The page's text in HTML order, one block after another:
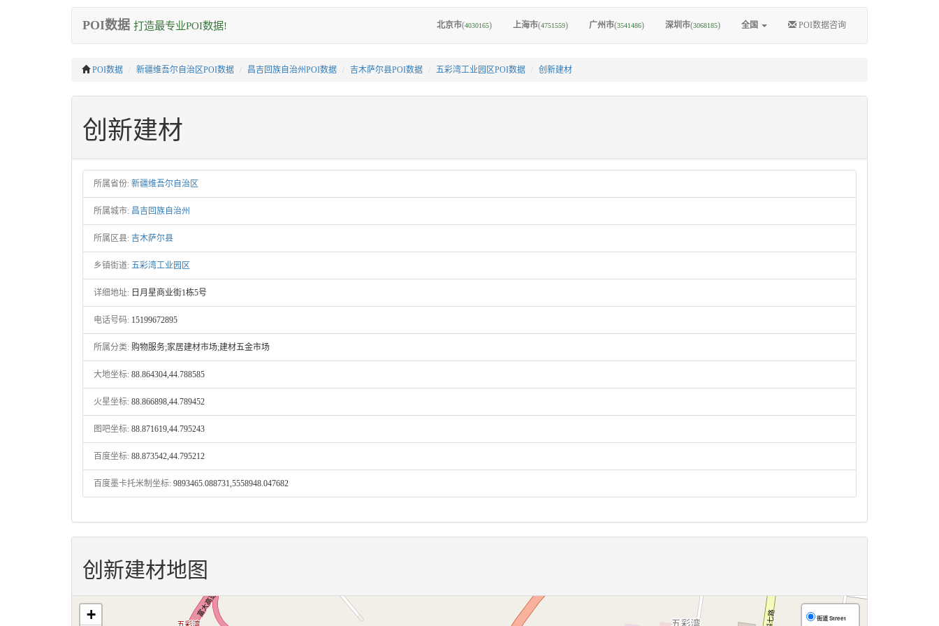
POI数据 打造最专业POI数据! 北京市(4030165) 上海市(4751559) 广州市(3541486) 深圳市(3068185) 全国 POI数据咨询
POI数据 新疆维吾尔自治区POI数据 昌吉回族自治州POI数据 吉木萨尔县POI数据 五彩湾工业园区POI数据 创新建材
创新建材
所属省份: 新疆维吾尔自治区
所属城市: 昌吉回族自治州
所属区县: 吉木萨尔县
乡镇街道: 五彩湾工业园区
详细地址: 日月星商业街1栋5号
电话号码: 15199672895
所属分类: 购物服务;家居建材市场;建材五金市场
大地坐标: 88.864304,44.788585
火星坐标: 88.866898,44.789452
图吧坐标: 88.871619,44.795243
百度坐标: 88.873542,44.795212
百度墨卡托米制坐标: 9893465.088731,5558948.047682
创新建材地图
+ 街道 Street